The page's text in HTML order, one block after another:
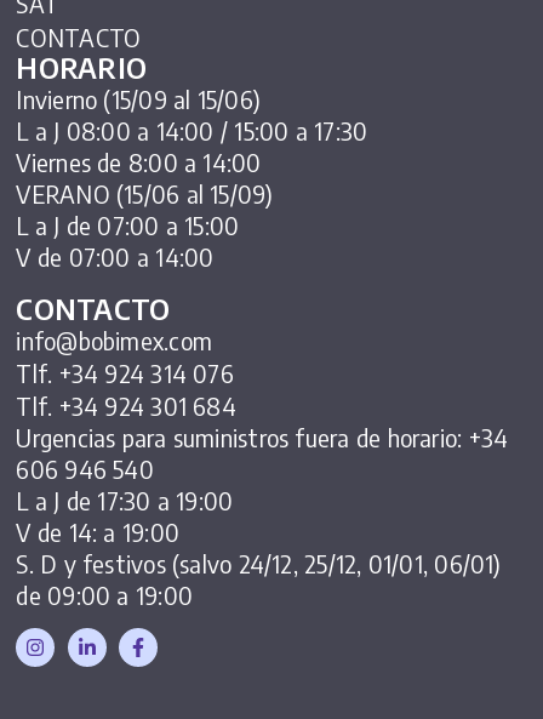
CONTACTO
HORARIO
Invierno (15/09 al 15/06)
L a J 08:00 a 14:00 / 15:00 a 17:30
Viernes de 8:00 a 14:00
VERANO (15/06 al 15/09)
L a J de 07:00 a 15:00
V de 07:00 a 14:00
CONTACTO
info@bobimex.com
Tlf. +34 924 314 076
Tlf. +34 924 301 684
Urgencias para suministros fuera de horario: +34
606 946 540
L a J de 17:30 a 19:00
V de 14: a 19:00
S. D y festivos (salvo 24/12, 25/12, 01/01, 06/01)
de 09:00 a 19:00